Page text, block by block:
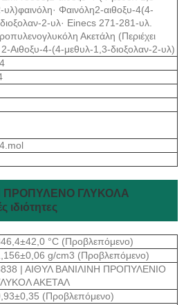
υλ)φαινόλη· Φαινόλη2-αιθοξυ-4(4-
2-υλ· Einecs 271-281-υλ.
Ακετάλη (Περιέχει
2-Αιθοξυ-4-(4-μεθυλ-1,3-διοξολαν-2-υλ)
ΠΡΟΠΥΛΕΝΟ ΓΛΥΚΟΛΑ
°C (Προβλεπόμενο)
g/cm3 (Προβλεπόμενο)
| ΑΙΘΥΛ ΒΑΝΙΛΙΝΗ ΠΡΟΠΥΛΕΝΙΟ
ΑΚΕΤΑΛ
(Προβλεπόμενο)